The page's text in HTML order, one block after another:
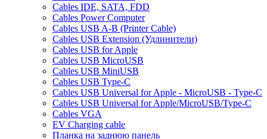
Cables IDE, SATA, FDD
Cables Power Computer
Cables USB A-B (Printer Cable)
Cables USB Extension (Удлинители)
Cables USB for Apple
Cables USB MicroUSB
Cables USB MiniUSB
Cables USB Type-C
Cables USB Universal for Apple - MicroUSB - Type-C
Cables USB Universal for Apple/MicroUSB/Type-C
Cables VGA
EV Charging cable
Планка на заднюю панель